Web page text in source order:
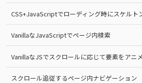
CSS+JavaScriptでローディング時にスケルト
VanillaなJavaScriptでページ内検索
VanillaなJSでスクロールに応じて要素をアニ
スクロール追従するページ内ナビゲーション